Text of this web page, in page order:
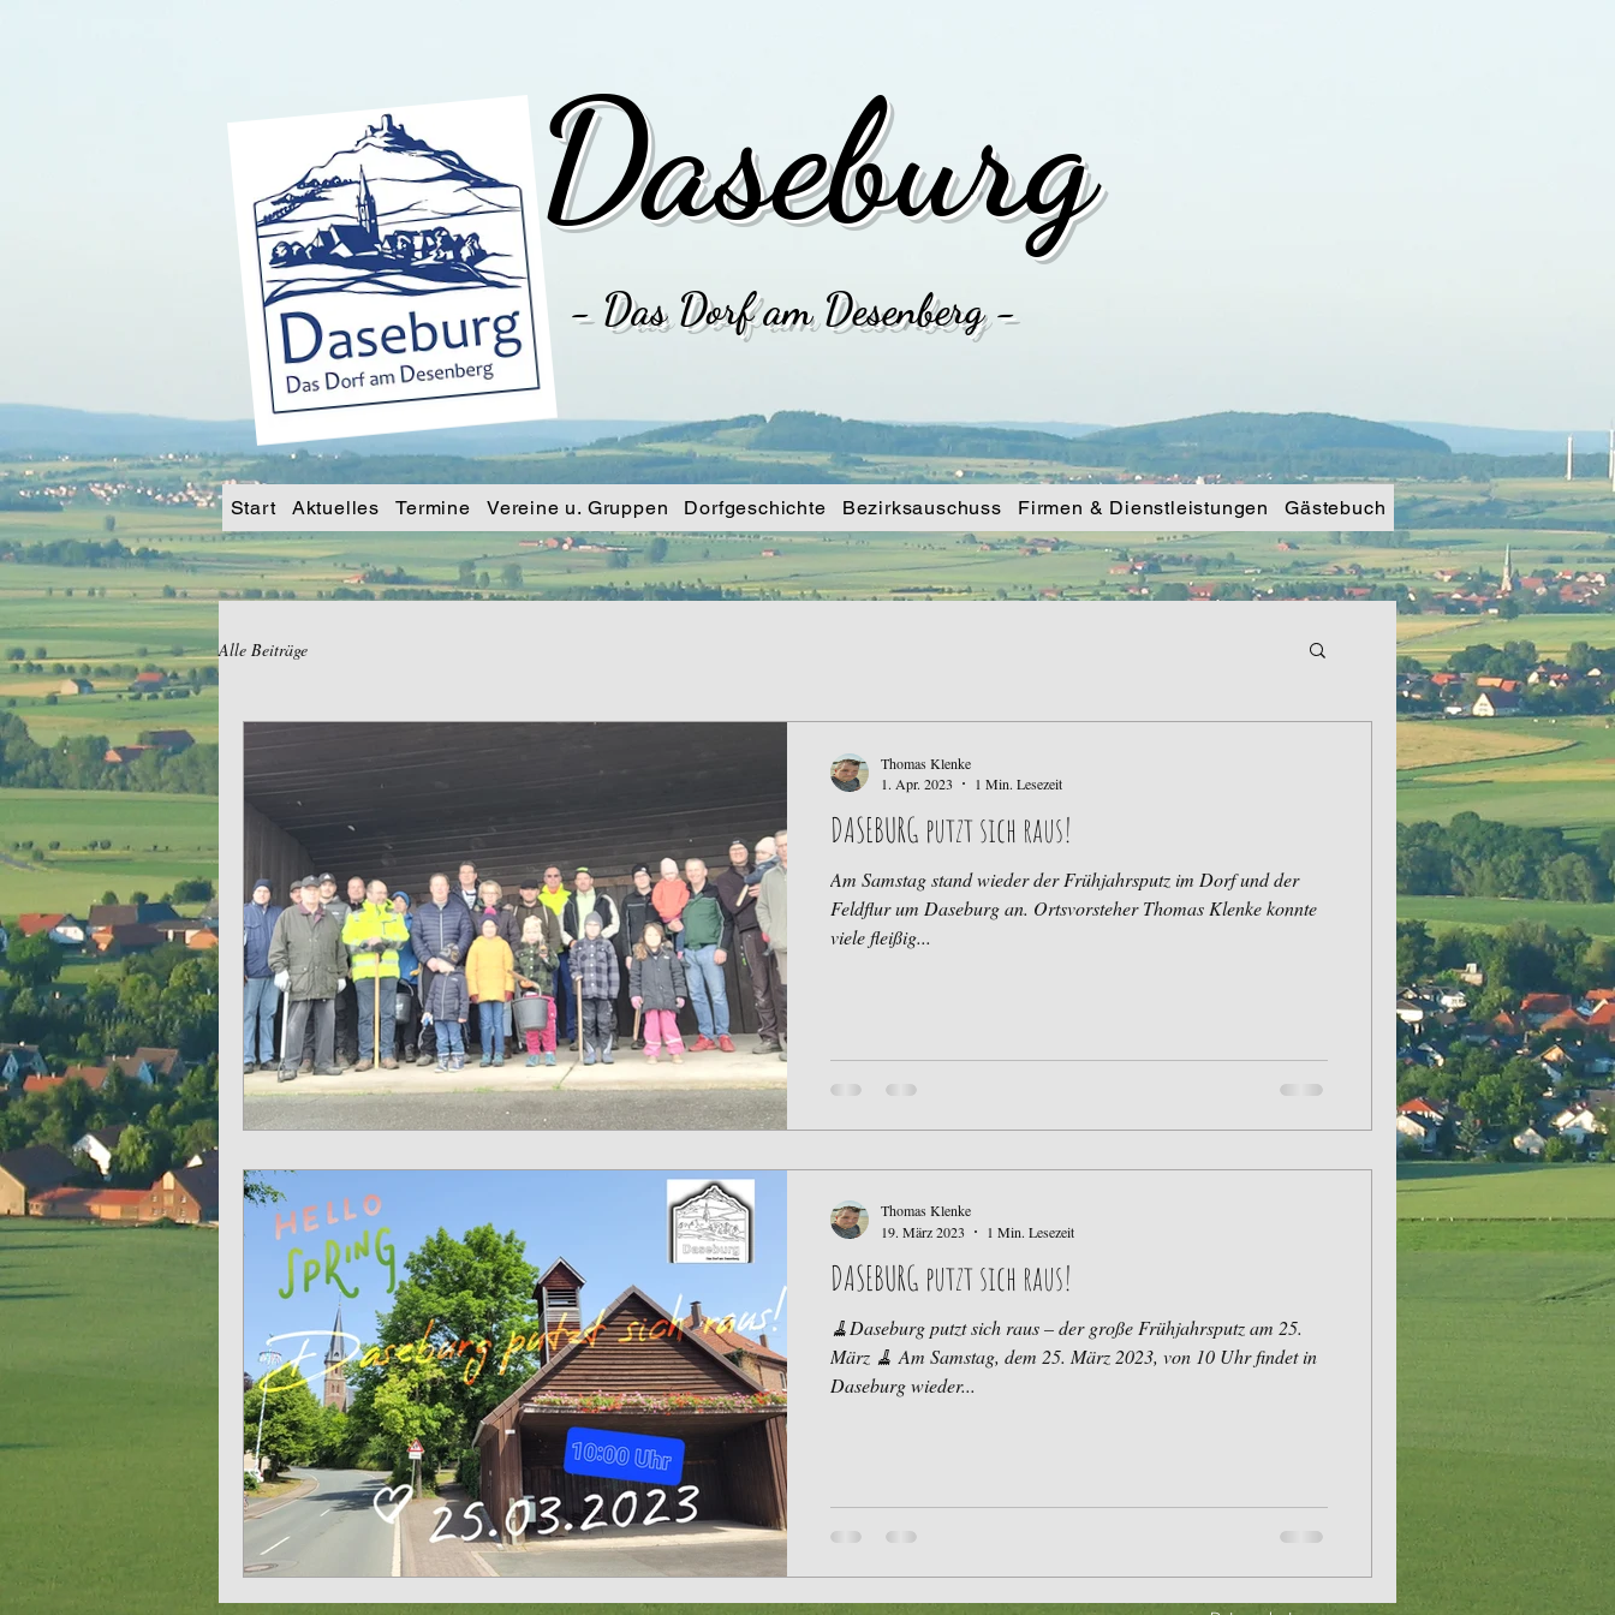
Daseburg
- Das Dorf am Desenberg -
Start Aktuelles Termine Vereine u. Gruppen Dorfgeschichte Bezirksauschuss Firmen & Dienstleistungen Gästebuch
Alle Beiträge
DASEBURG putzt sich raus!
Am Samstag stand wieder der Frühjahrsputz im Dorf und der
Feldflur um Daseburg an. Ortsvorsteher Thomas Klenke konnte
viele fleißig...
Thomas Klenke
1. Apr. 2023
1 Min. Lesezeit
DASEBURG putzt sich raus!
🧹Daseburg putzt sich raus – der große Frühjahrsputz am 25.
März 🧹 Am Samstag, dem 25. März 2023, von 10 Uhr findet in
Daseburg wieder...
Thomas Klenke
19. März 2023
1 Min. Lesezeit